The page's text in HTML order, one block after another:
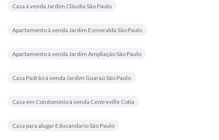
Casa à venda Jardim Cláudia São Paulo
Apartamento à venda Jardim Esmeralda São Paulo
Apartamento à venda Jardim Ampliação São Paulo
Casa Padrão à venda Jardim Guaraú São Paulo
Casa em Condomínio à venda Centreville Cotia
Casa para alugar Educandario São Paulo